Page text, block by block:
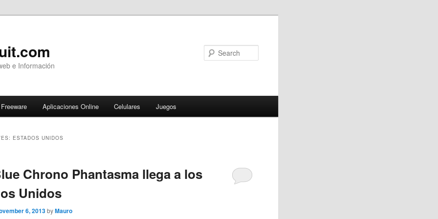
e Información
Freeware Aplicaciones Online Celulares Juegos
ESTADOS UNIDOS
Chrono Phantasma llega a los
Unidos
6, 2013 byMauro